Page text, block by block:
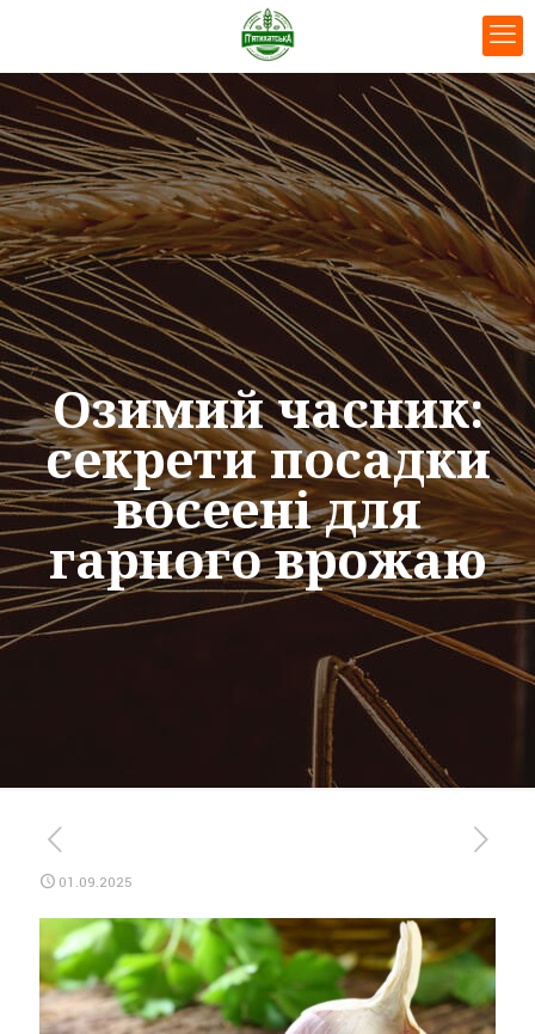
Озимий часник:
секрети посадки
восеені для
гарного врожаю
01.09.2025